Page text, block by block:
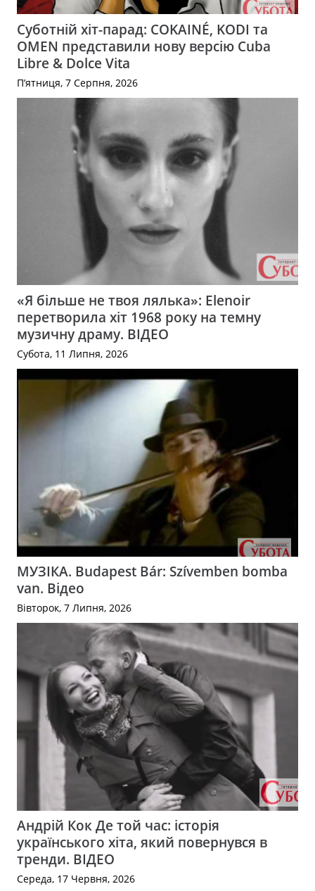
Суботній хіт-парад: COKAINÉ, KODI та
OMEN представили нову версію Cuba
Libre & Dolce Vita
П’ятниця, 7 Серпня, 2026
«Я більше не твоя лялька»: Elenoir
перетворила хіт 1968 року на темну
музичну драму. ВІДЕО
Субота, 11 Липня, 2026
МУЗІКА. Budapest Bár: Szívemben bomba
van. Відео
Вівторок, 7 Липня, 2026
Андрій Кок Де той час: історія
українського хіта, який повернувся в
тренди. ВІДЕО
Середа, 17 Червня, 2026